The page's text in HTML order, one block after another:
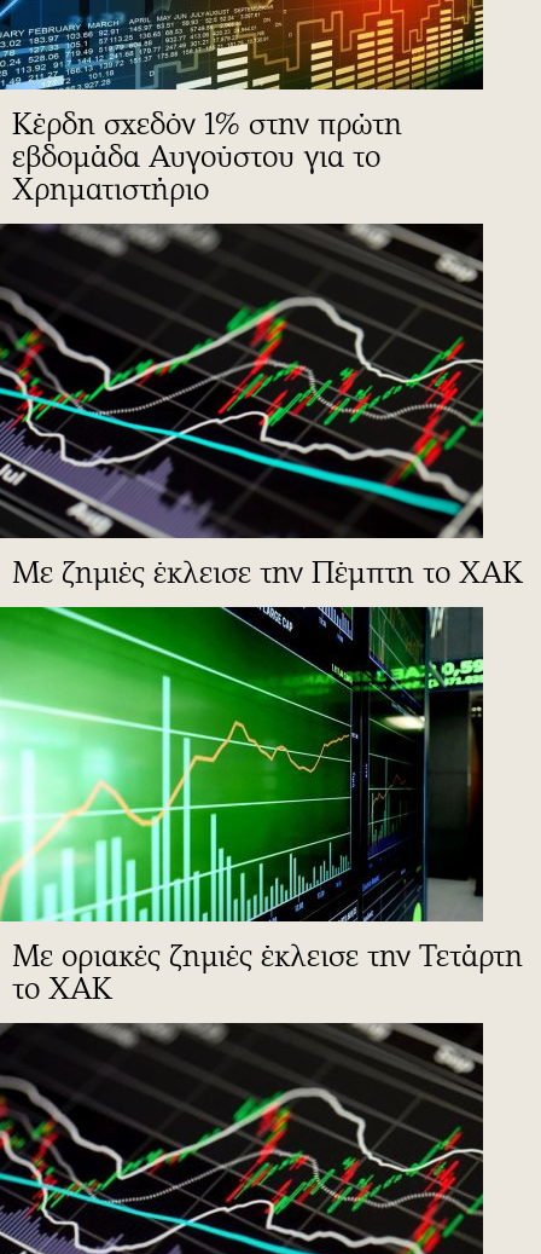
Κέρδη σχεδόν 1% στην πρώτη
εβδομάδα Αυγούστου για το
Χρηματιστήριο
Με ζημιές έκλεισε την Πέμπτη το ΧΑΚ
Με οριακές ζημιές έκλεισε την Τετάρτη
το ΧΑΚ